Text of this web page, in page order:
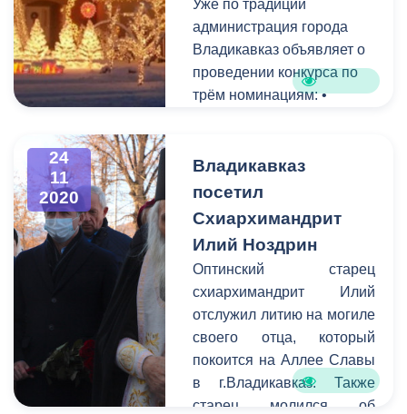
администрации местного
самоуправления
г.Владикавказа.
Уже по традиции
администрация города
Владикавказ объявляет о
проведении конкурса по
трём номинациям: •
коммерческих структур»; •
«Лучшее новогоднее
многоквартирного дома»;
• «Лучшее новогоднее
оформление частного
дома». Главной целью
конкурса является
улучшение
художественно-
эстетического вида города
24
11
2020
Владикавказ
посетил
Схиархимандрит
Илий Ноздрин
Оптинский старец
схиархимандрит Илий
отслужил литию на могиле
своего отца, который
покоится на Аллее Славы
в г.Владикавказ. Также
старец молился об